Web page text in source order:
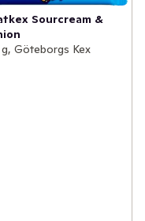
Sourcream &
g, Göteborgs Kex